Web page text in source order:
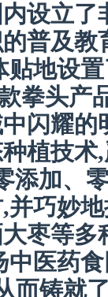
设立
普及
贴地设
拳头产
闪耀
植技
添加、
并巧妙
枣等
中医药
而铸就